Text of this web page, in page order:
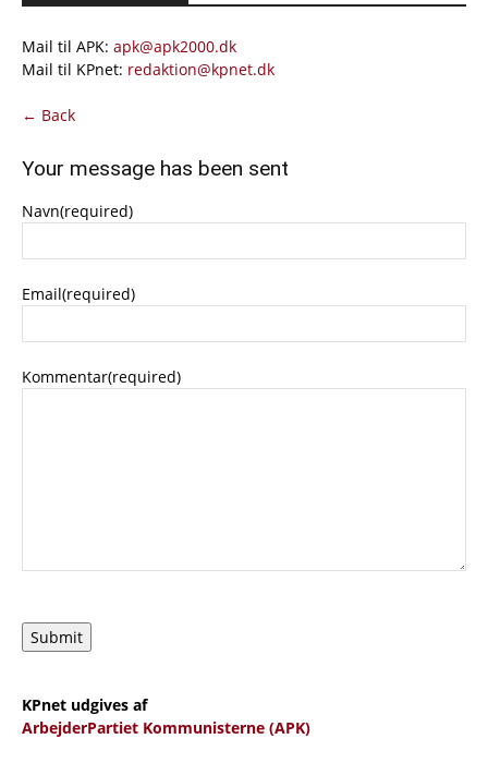
Mail til APK: apk@apk2000.dk
Mail til KPnet: redaktion@kpnet.dk
← Back
Your message has been sent
Navn(required)
Email(required)
Kommentar(required)
Submit
KPnet udgives af
ArbejderPartiet Kommunisterne (APK)